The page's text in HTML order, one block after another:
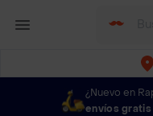
¿Nuevo en
envíos gratis